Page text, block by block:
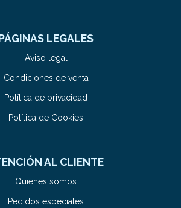
LEGALES
Aviso legal
Condiciones de venta
Política de privacidad
Política de Cookies
AL CLIENTE
Quiénes somos
Pedidos especiales